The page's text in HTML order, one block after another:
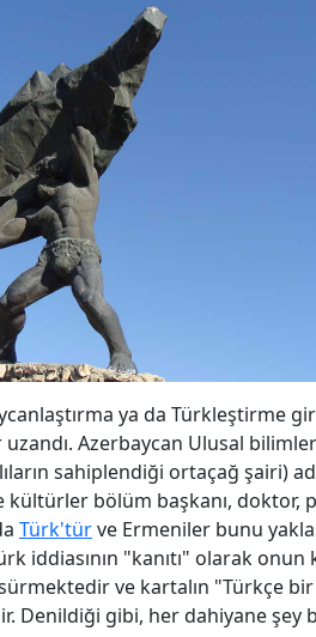
ya da Türkleştirme
Azerbaycan Ulusal bilimler
sahiplendiği ortaçağ şairi)
kültürler bölüm başkanı, doktor,
Türk'türve Ermeniler bunu
iddiasının "kanıtı" olarak onun
ve kartalın "Türkçe
Denildiği gibi, her dahiyane şey